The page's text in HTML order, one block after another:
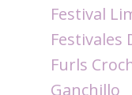
Festival
Festivales
Furls
Ganchillo